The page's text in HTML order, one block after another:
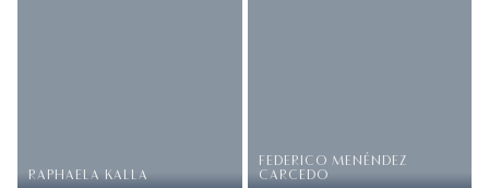
RAPHAELA KALLA
FEDERICO MENÉNDEZ
CARCEDO